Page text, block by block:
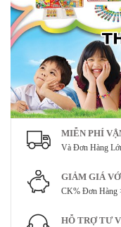
MIỄN PHÍ
Và Đơn Hàng
GIẢM GIÁ
CK% Đơn Hàng
HỖ TRỢ TƯ